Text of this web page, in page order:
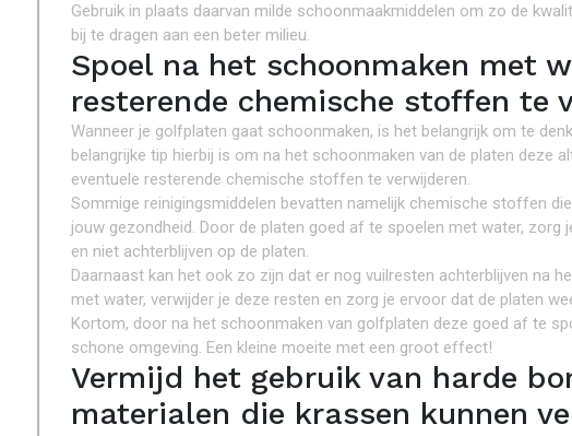
Gebruik in plaats daarvan milde schoonmaakmiddelen om zo de
bij te dragen aan een beter milieu.
Spoel na het schoonmaken met
resterende chemische stoffen te
Wanneer je golfplaten gaat schoonmaken, is het belangrijk om te
belangrijke tip hierbij is om na het schoonmaken van de platen deze
eventuele resterende chemische stoffen te verwijderen.
Sommige reinigingsmiddelen bevatten namelijk chemische stoffen
jouw gezondheid. Door de platen goed af te spoelen met water,
en niet achterblijven op de platen.
Daarnaast kan het ook zo zijn dat er nog vuilresten achterblijven na
met water, verwijder je deze resten en zorg je ervoor dat de platen
Kortom, door na het schoonmaken van golfplaten deze goed af te
schone omgeving. Een kleine moeite met een groot effect!
Vermijd het gebruik van harde
materialen die krassen kunnen